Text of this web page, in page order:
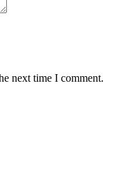
next time I comment.